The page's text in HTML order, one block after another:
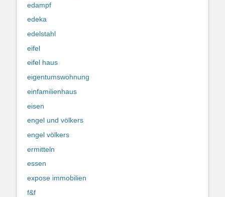
edampf
edeka
edelstahl
eifel
eifel haus
eigentumswohnung
einfamilienhaus
eisen
engel und völkers
engel völkers
ermitteln
essen
expose immobilien
f&f